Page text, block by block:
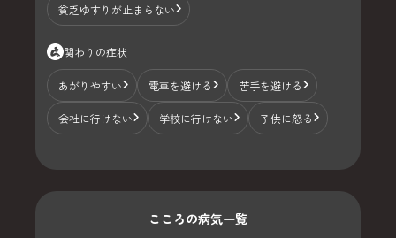
貧乏ゆすりが止まらない
関わりの症状
あがりやすい 電車を避ける 苦手を避ける
会社に行けない 学校に行けない 子供に怒る
こころの病気一覧